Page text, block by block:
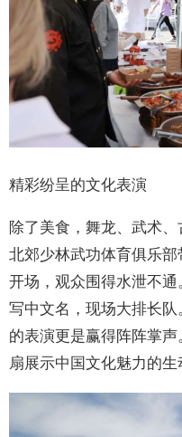
精彩纷呈的文化表演
除了美食，舞龙、武术
北郊少林武功体育俱乐
开场，观众围得水泄不
写中文名，现场大排长
的表演更是赢得阵阵掌
扇展示中国文化魅力的生